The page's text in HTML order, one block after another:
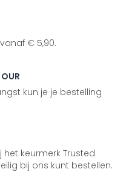
€ 5,90.
kun je je bestelling
keurmerk Trusted
bij ons kunt bestellen.